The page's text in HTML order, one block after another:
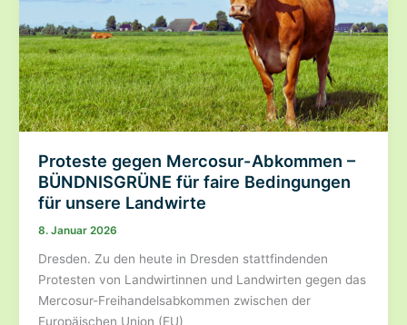
PR-
Kampagnen!
Proteste gegen Mercosur-Abkommen –
BÜNDNISGRÜNE für faire Bedingungen
für unsere Landwirte
8. Januar 2026
Dresden. Zu den heute in Dresden stattfindenden
Protesten von Landwirtinnen und Landwirten gegen das
Mercosur-Freihandelsabkommen zwischen der
Europäischen Union (EU)